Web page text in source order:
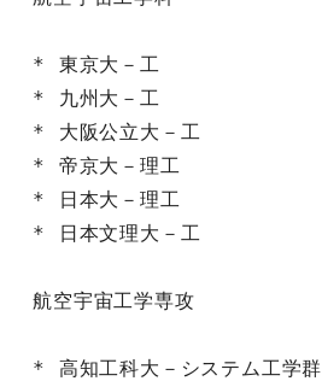
* 東京大－工
* 九州大－工
* 大阪公立大－工
* 帝京大－理工
* 日本大－理工
* 日本文理大－工
航空宇宙工学専攻
* 高知工科大－システム工学群